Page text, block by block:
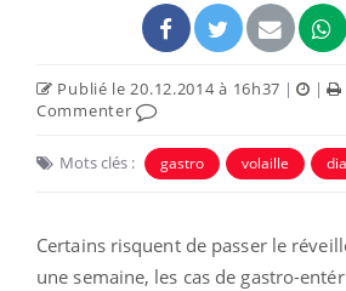
Publié le 20.12.2014 à 16h37 | |
Commenter
Mots clés : gastro volaille
Certains risquent de passer le
une semaine, les cas de gastro-